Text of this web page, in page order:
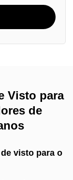
Visto para
de
visto para o